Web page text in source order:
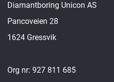
Diamantboring Unicon AS
Pancoveien 28
1624 Gressvik
Org nr: 927 811 685